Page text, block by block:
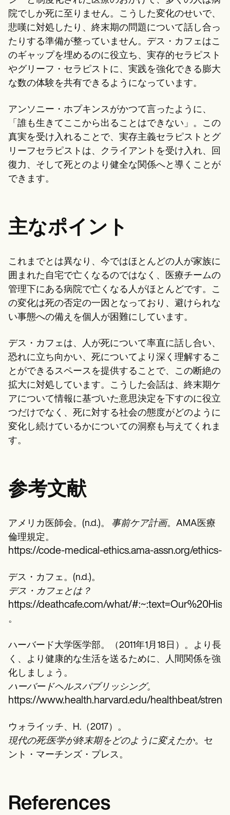
院でしか死に至りません。こうした変化のせいで、
悲嘆に対処したり、終末期の問題について話し合っ
たりする準備が整っていません。デス・カフェはこ
のギャップを埋めるのに役立ち、実存的セラピスト
やグリーフ・セラピストに、実践を強化できる膨大
な数の体験を共有できるようになっています。
アンソニー・ホプキンスがかつて言ったように、
「誰も生きてここから出ることはできない」。この
真実を受け入れることで、実存主義セラピストとグ
リーフセラピストは、クライアントを受け入れ、回
復力、そして死とのより健全な関係へと導くことが
できます。
主なポイント
これまでとは異なり、今ではほとんどの人が家族に
囲まれた自宅で亡くなるのではなく、医療チームの
管理下にある病院で亡くなる人がほとんどです。こ
の変化は死の否定の一因となっており、避けられな
い事態への備えを個人が困難にしています。
デス・カフェは、人が死について率直に話し合い、
恐れに立ち向かい、死についてより深く理解するこ
とができるスペースを提供することで、この断絶の
拡大に対処しています。こうした会話は、終末期ケ
アについて情報に基づいた意思決定を下すのに役立
つだけでなく、死に対する社会の態度がどのように
変化し続けているかについての洞察も与えてくれま
す。
参考文献
アメリカ医師会。(n.d.)。 事前ケア計画。AMA医療
倫理規定。
https://code-medical-ethics.ama-assn.org/ethics-
デス・カフェ。(n.d.)。
デス・カフェとは？
https://deathcafe.com/what/
。
ハーバード大学医学部。（2011年1月18日）。より長
く、より健康的な生活を送るために、人間関係を強
化しましょう。
ハーバードヘルスパブリッシング。
https://www.health.harvard.edu/healthbeat/
ウォライッチ、H.（2017）。
現代の死:医学が終末期をどのように変えたか。セ
ント・マーチンズ・プレス。
References